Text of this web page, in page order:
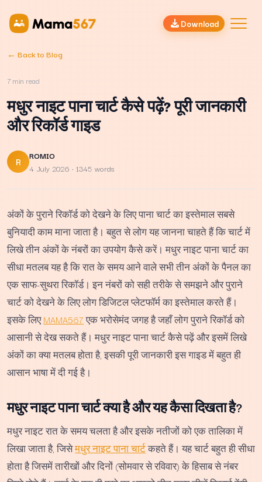
Download
← Back to Blog
7min read
मधुर नाइट पाना चार्ट कैसे पढ़ें? पूरी जानकारी
और रिकॉर्ड गाइड
R
ROMIO
4 July 2026 · 1345 words
अंकों के पुराने रिकॉर्ड को देखने के लिए पाना चार्ट का इस्तेमाल सबसे
बुनियादी काम माना जाता है। बहुत से लोग यह जानना चाहते हैं कि चार्ट में
लिखे तीन अंकों के नंबरों का उपयोग कैसे करें। मधुर नाइट पाना चार्ट का
सीधा मतलब यह है कि रात के समय आने वाले सभी तीन अंकों के पैनल का
एक साफ-सुथरा रिकॉर्ड। इन नंबरों को सही तरीके से समझने और पुराने
चार्ट को देखने के लिए लोग डिजिटल प्लेटफॉर्म का इस्तेमाल करते हैं।
इसके लिएMAMA567एक भरोसेमंद जगह है जहाँ लोग पुराने रिकॉर्ड को
आसानी से देख सकते हैं। मधुर नाइट पाना चार्ट कैसे पढ़ें और इसमें लिखे
अंकों का क्या मतलब होता है, इसकी पूरी जानकारी इस गाइड में बहुत ही
आसान भाषा में दी गई है।
मधुर नाइट पाना चार्ट क्या है और यह कैसा दिखता है?
मधुर नाइट रात के समय चलता है और इसके नतीजों को एक तालिका में
लिखा जाता है, जिसेमधुर नाइट पाना चार्टकहते हैं। यह चार्ट बहुत ही सीधा
होता है जिसमें तारीखों और दिनों (सोमवार से रविवार) के हिसाब से नंबर